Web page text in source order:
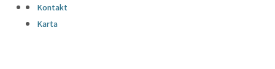
Kontakt
Karta